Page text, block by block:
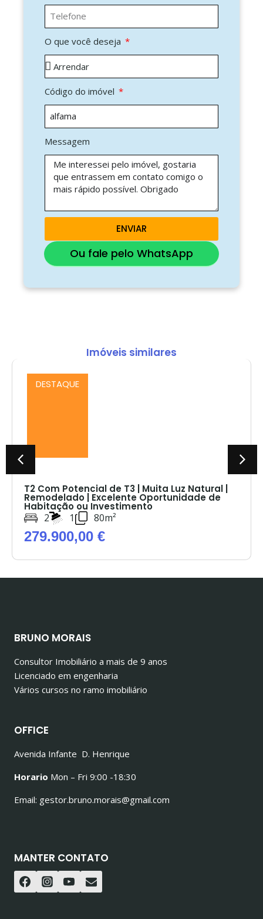
O que você deseja
Código do imóvel
Messagem
ENVIAR
Ou fale pelo WhatsApp
Imóveis similares
DESTAQUE
T2 Com Potencial de T3 | Muita Luz Natural |
Remodelado | Excelente Oportunidade de
Habitação ou Investimento
2 1 80m²
279.900,00 €
BRUNO MORAIS
Consultor Imobiliário a mais de 9 anos
Licenciado em engenharia
Vários cursos no ramo imobiliário
OFFICE
Avenida Infante D. Henrique
Horario Mon – Fri 9:00 -18:30
Email: gestor.bruno.morais@gmail.com
MANTER CONTATO